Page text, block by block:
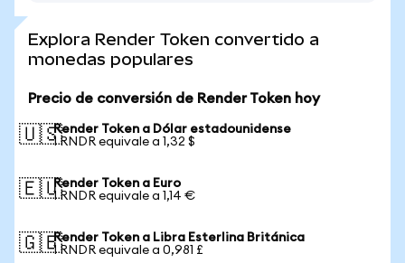
Explora Render Token convertido a
monedas populares
Precio de conversión de Render Token hoy
🇺🇸Render Token a Dólar estadounidense
1 RNDR equivale a 1,32 $
🇪🇺Render Token a Euro
1 RNDR equivale a 1,14 €
🇬🇧Render Token a Libra Esterlina Británica
1 RNDR equivale a 0,981 £